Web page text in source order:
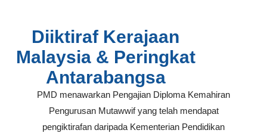
Diiktiraf Kerajaan
Malaysia & Peringkat
Antarabangsa
PMD menawarkan Pengajian Diploma Kemahiran
Pengurusan Mutawwif yang telah mendapat
pengiktirafan daripada Kementerian Pendidikan